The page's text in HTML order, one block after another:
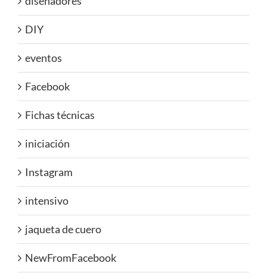
DIY
eventos
Facebook
Fichas técnicas
iniciación
Instagram
intensivo
jaqueta de cuero
NewFromFacebook